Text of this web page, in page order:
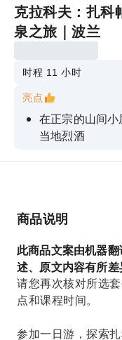
克拉科夫：扎科
泉之旅｜波兰
时程 11 小时
亮点
在正宗的山间
当地烈酒
探索扎科帕内
全景
享受饭店接送
商品说明
此商品文案由机器
述、原文内容有所差
请您再次核对所选
点和课程时间。
参加一日游，探索